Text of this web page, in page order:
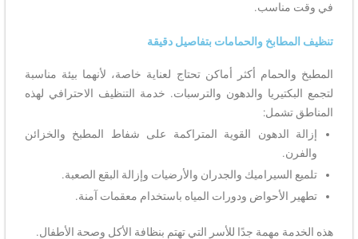
في وقت مناسب.
تنظيف المطابخ والحمامات بتفاصيل دقيقة
المطبخ والحمام أكثر أماكن تحتاج لعناية خاصة، لأنهما بيئة مناسبة
لتجمع البكتيريا والدهون والترسبات. خدمة التنظيف الاحترافي لهذه
المناطق تشمل:
إزالة الدهون القوية المتراكمة على شفاط المطبخ والخزائن
والفرن.
تلميع السيراميك والجدران والأرضيات وإزالة البقع الصعبة.
تطهير الأحواض ودورات المياه باستخدام معقمات آمنة.
هذه الخدمة مهمة جدًا للأسر التي تهتم بنظافة الأكل وصحة الأطفال.